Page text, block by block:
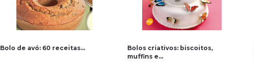
Bolo de avó: 60 receitas…
Bolos criativos: biscoitos,
muffins e…